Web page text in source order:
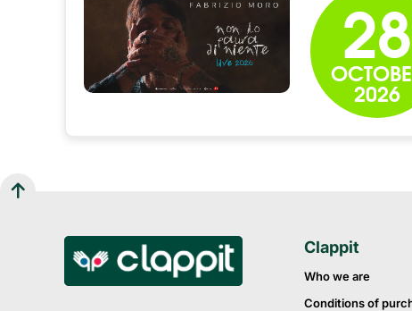
28
2026
Clappit
Who we are
Conditions of